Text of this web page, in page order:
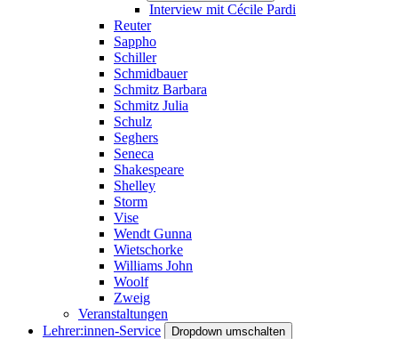
Interview mit Cécile Pardi
Reuter
Sappho
Schiller
Schmidbauer
Schmitz Barbara
Schmitz Julia
Schulz
Seghers
Seneca
Shakespeare
Shelley
Storm
Vise
Wendt Gunna
Wietschorke
Williams John
Woolf
Zweig
Veranstaltungen
Lehrer:innen-Service
Dropdown umschalten